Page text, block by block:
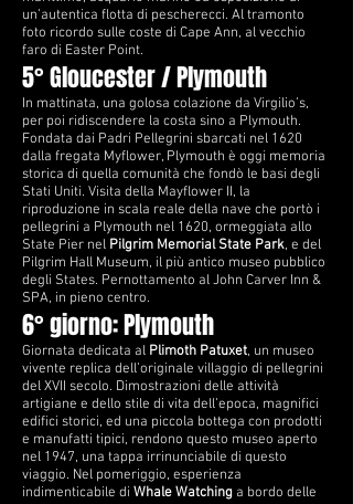
un’autentica flotta di pescherecci. Al tramonto
foto ricordo sulle coste di Cape Ann, al vecchio
faro di Easter Point.
5° Gloucester / Plymouth
In mattinata, una golosa colazione da Virgilio’s,
per poi ridiscendere la costa sino a Plymouth.
Fondata dai Padri Pellegrini sbarcati nel 1620
dalla fregata Myflower, Plymouth è oggi memoria
storica di quella comunità che fondò le basi degli
Stati Uniti. Visita della Mayflower II, la
riproduzione in scala reale della nave che portò i
pellegrini a Plymouth nel 1620, ormeggiata allo
State Pier nel Pilgrim Memorial State Park, e del
Pilgrim Hall Museum, il più antico museo pubblico
degli States. Pernottamento al John Carver Inn &
SPA, in pieno centro.
6° giorno: Plymouth
Giornata dedicata al Plimoth Patuxet, un museo
vivente replica dell’originale villaggio di pellegrini
del XVII secolo. Dimostrazioni delle attività
artigiane e dello stile di vita dell’epoca, magnifici
edifici storici, ed una piccola bottega con prodotti
e manufatti tipici, rendono questo museo aperto
nel 1947, una tappa irrinunciabile di questo
viaggio. Nel pomeriggio, esperienza
indimenticabile di Whale Watching a bordo delle